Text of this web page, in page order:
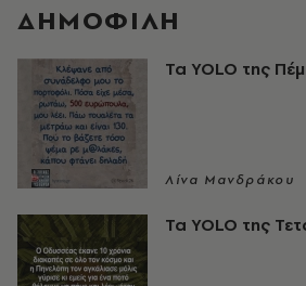
ΔΗΜΟΦΙΛΗ
Τα YOLO της
Λίνα Μανδράκου
Τα YOLO της